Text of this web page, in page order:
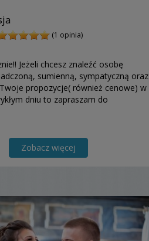
(1 opinia)
Jeżeli chcesz znaleźć osobę
sumienną, sympatyczną oraz
propozycje( również cenowe) w
dniu to zapraszam do
Zobacz więcej